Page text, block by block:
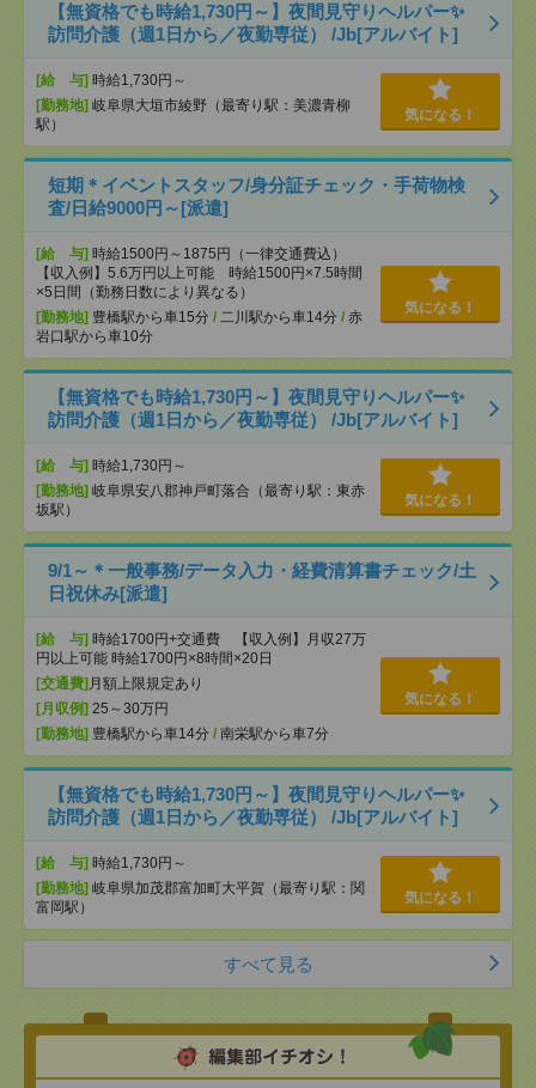
【無資格でも時給1,730円～】夜間見守りヘルパー✨
訪問介護（週1日から／夜勤専従） /Jb[アルバイト]
[給 与] 時給1,730円～
[勤務地] 岐阜県大垣市綾野（最寄り駅：美濃青柳
駅）
気になる！
短期＊イベントスタッフ/身分証チェック・手荷物検
査/日給9000円～[派遣]
[給 与] 時給1500円～1875円（一律交通費込）
【収入例】5.6万円以上可能 時給1500円×7.5時間
×5日間（勤務日数により異なる）
[勤務地] 豊橋駅から車15分 / 二川駅から車14分 / 赤
岩口駅から車10分
気になる！
【無資格でも時給1,730円～】夜間見守りヘルパー✨
訪問介護（週1日から／夜勤専従） /Jb[アルバイト]
[給 与] 時給1,730円～
[勤務地] 岐阜県安八郡神戸町落合（最寄り駅：東赤
坂駅）
気になる！
9/1～＊一般事務/データ入力・経費清算書チェック/土
日祝休み[派遣]
[給 与] 時給1700円+交通費 【収入例】月収27万
円以上可能 時給1700円×8時間×20日
[交通費] 月額上限規定あり
[月収例] 25～30万円
[勤務地] 豊橋駅から車14分 / 南栄駅から車7分
気になる！
【無資格でも時給1,730円～】夜間見守りヘルパー✨
訪問介護（週1日から／夜勤専従） /Jb[アルバイト]
[給 与] 時給1,730円～
[勤務地] 岐阜県加茂郡富加町大平賀（最寄り駅：関
富岡駅）
気になる！
すべて見る